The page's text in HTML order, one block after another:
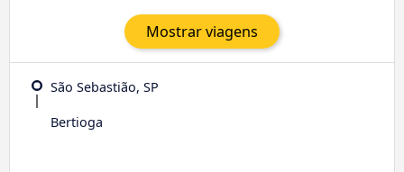
Mostrar viagens
São Sebastião, SP
Bertioga